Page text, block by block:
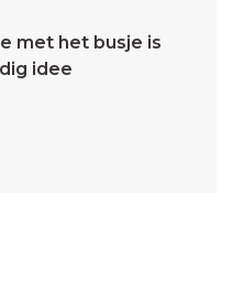
met het busje is
idee